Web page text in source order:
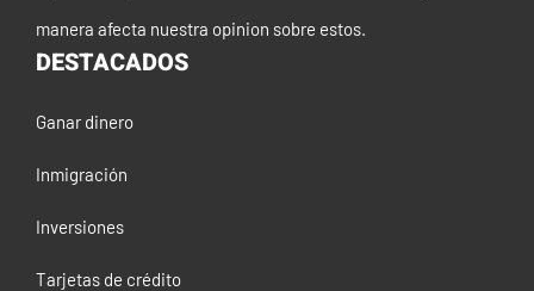
manera afecta nuestra opinion sobre estos.
DESTACADOS
Ganar dinero
Inmigración
Inversiones
Tarjetas de crédito